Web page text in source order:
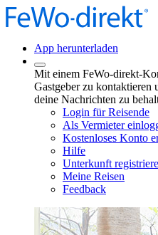
App herunterladen
Mit einem FeWo-direkt-
Gastgeber zu kontaktieren
deine Nachrichten zu
Login für Reisende
Als Vermieter
Kostenloses Konto
Hilfe
Unterkunft
Meine Reisen
Feedback